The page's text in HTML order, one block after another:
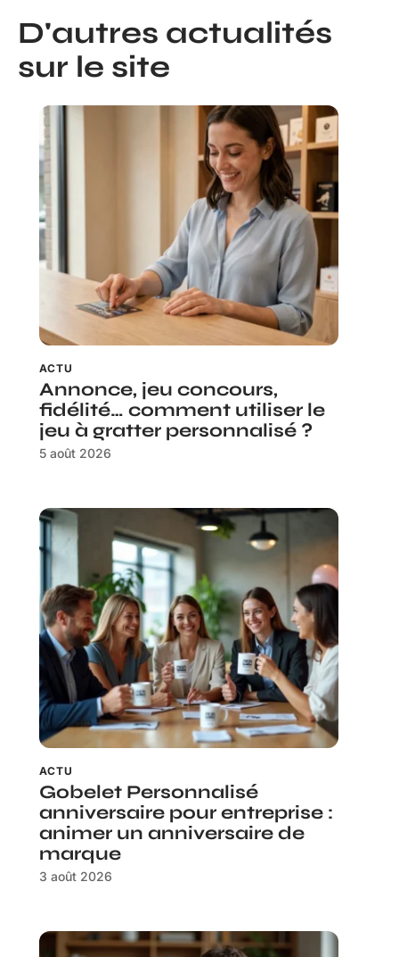
D'autres actualités
sur le site
ACTU
Annonce, jeu concours,
fidélité… comment utiliser le
jeu à gratter personnalisé ?
5 août 2026
ACTU
Gobelet Personnalisé
anniversaire pour entreprise :
animer un anniversaire de
marque
3 août 2026